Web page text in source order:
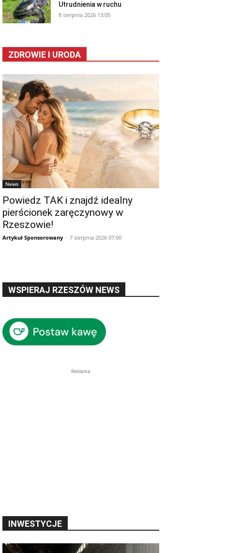
Utrudnienia w ruchu
8 sierpnia 2026 13:05
ZDROWIE I URODA
News
Powiedz TAK i znajdź idealny
pierścionek zaręczynowy w
Rzeszowie!
Artykuł Sponsorowany - 7 sierpnia 2026 07:00
WSPIERAJ RZESZÓW NEWS
Reklama
INWESTYCJE